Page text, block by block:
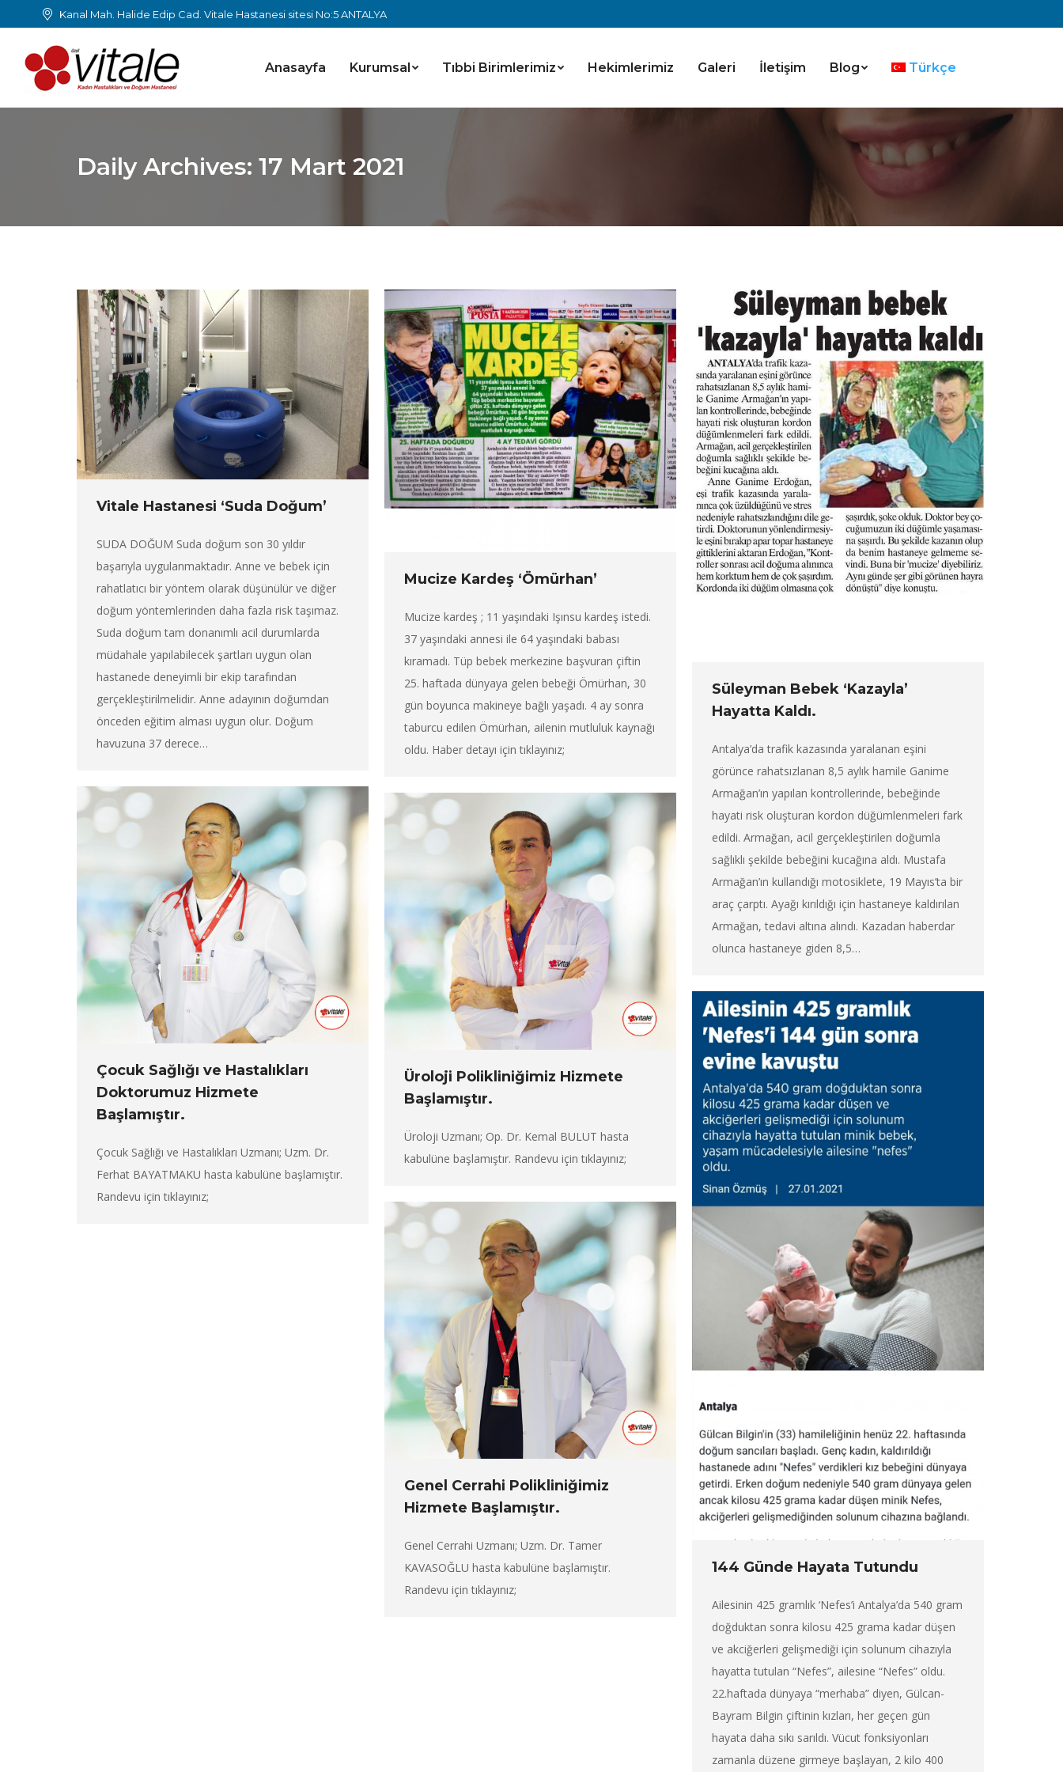
Kanal Mah. Halide Edip Cad. Vitale Hastanesi sitesi No:5 ANTALYA
Anasayfa Kurumsal Tıbbi Birimlerimiz Hekimlerimiz Galeri İletişim Blog Türkçe
Daily Archives: 17 Mart 2021
Vitale Hastanesi ‘Suda Doğum’
SUDA DOĞUM Suda doğum son 30 yıldır
başarıyla uygulanmaktadır. Anne ve bebek için
rahatlatıcı bir yöntem olarak düşünülür ve diğer
doğum yöntemlerinden daha fazla risk taşımaz.
Suda doğum tam donanımlı acil durumlarda
müdahale yapılabilecek şartları uygun olan
hastanede deneyimli bir ekip tarafından
gerçekleştirilmelidir. Anne adayının doğumdan
önceden eğitim alması uygun olur. Doğum
havuzuna 37 derece…
Mucize Kardeş ‘Ömürhan’
Mucize kardeş ; 11 yaşındaki Işınsu kardeş istedi.
37 yaşındaki annesi ile 64 yaşındaki babası
kıramadı. Tüp bebek merkezine başvuran çiftin
25. haftada dünyaya gelen bebeği Ömürhan, 30
gün boyunca makineye bağlı yaşadı. 4 ay sonra
taburcu edilen Ömürhan, ailenin mutluluk kaynağı
oldu. Haber detayı için tıklayınız;
Süleyman Bebek ‘Kazayla’
Hayatta Kaldı.
Antalya’da trafik kazasında yaralanan eşini
görünce rahatsızlanan 8,5 aylık hamile Ganime
Armağan’ın yapılan kontrollerinde, bebeğinde
hayati risk oluşturan kordon düğümlenmeleri fark
edildi. Armağan, acil gerçekleştirilen doğumla
sağlıklı şekilde bebeğini kucağına aldı. Mustafa
Armağan’ın kullandığı motosiklete, 19 Mayıs’ta bir
araç çarptı. Ayağı kırıldığı için hastaneye kaldırılan
Armağan, tedavi altına alındı. Kazadan haberdar
olunca hastaneye giden 8,5…
Çocuk Sağlığı ve Hastalıkları
Doktorumuz Hizmete
Başlamıştır.
Çocuk Sağlığı ve Hastalıkları Uzmanı; Uzm. Dr.
Ferhat BAYATMAKU hasta kabulüne başlamıştır.
Randevu için tıklayınız;
Üroloji Polikliniğimiz Hizmete
Başlamıştır.
Üroloji Uzmanı; Op. Dr. Kemal BULUT hasta
kabulüne başlamıştır. Randevu için tıklayınız;
144 Günde Hayata Tutundu
Ailesinin 425 gramlık ‘Nefes’i Antalya’da 540 gram
doğduktan sonra kilosu 425 grama kadar düşen
ve akciğerleri gelişmediği için solunum cihazıyla
hayatta tutulan “Nefes”, ailesine “Nefes” oldu.
22.haftada dünyaya “merhaba” diyen, Gülcan-
Bayram Bilgin çiftinin kızları, her geçen gün
hayata daha sıkı sarıldı. Vücut fonksiyonları
zamanla düzene girmeye başlayan, 2 kilo 400
Genel Cerrahi Polikliniğimiz
Hizmete Başlamıştır.
Genel Cerrahi Uzmanı; Uzm. Dr. Tamer
KAVASOĞLU hasta kabulüne başlamıştır.
Randevu için tıklayınız;